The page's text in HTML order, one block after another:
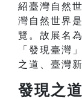
紹臺灣自然
灣自然世界
覽。故展名
「發現臺灣
之道、臺灣
發現之道